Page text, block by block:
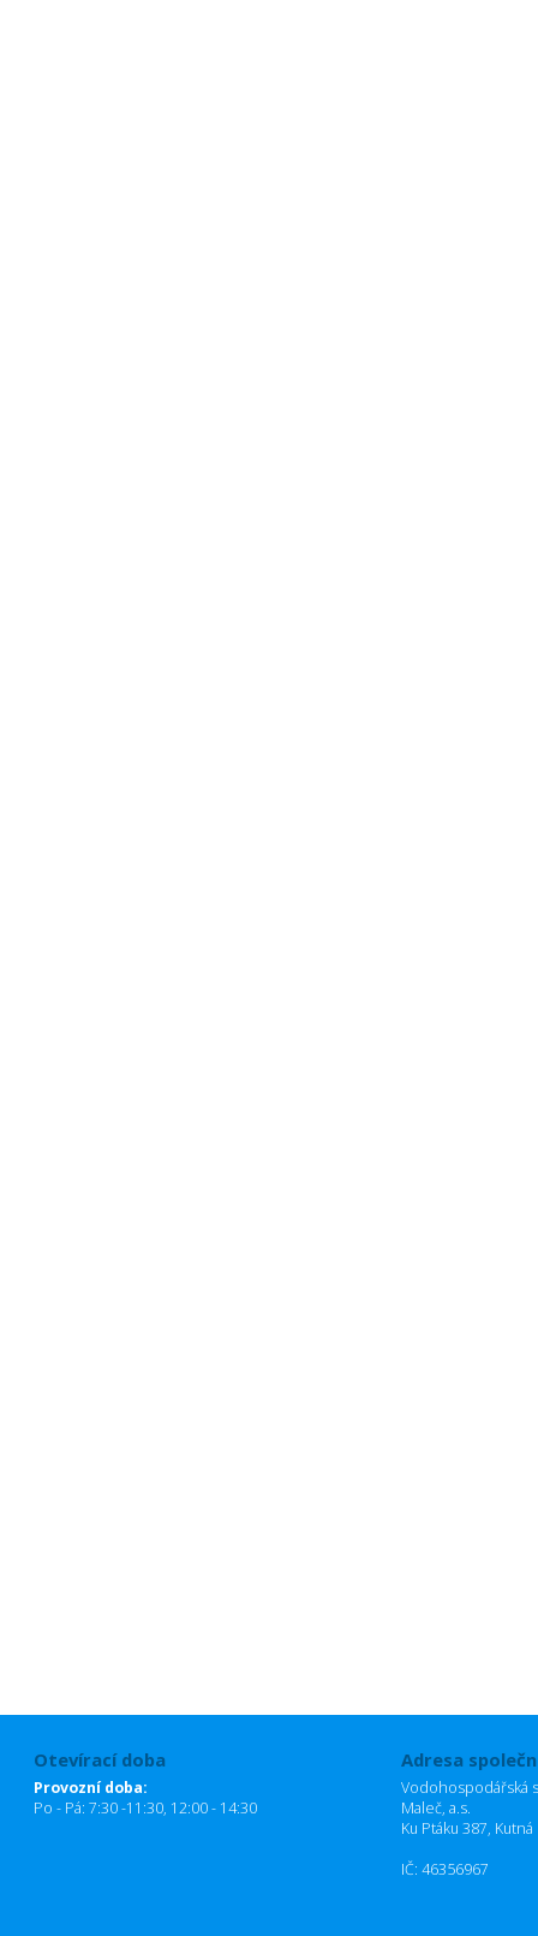
Otevírací doba
Provozní doba:
Po - Pá: 7:30 -11:30, 12:00 - 14:30
Adresa
Vodohospodářská
Maleč, a.s.
Ku Ptáku 387,
IČ: 46356967